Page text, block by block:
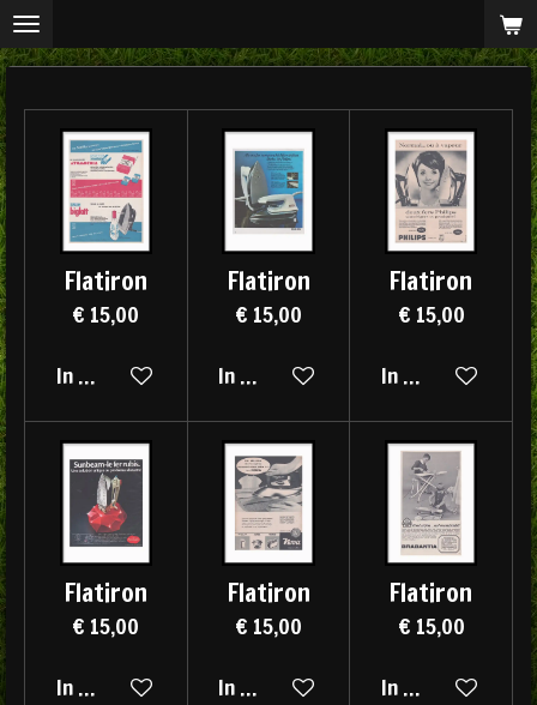
Ga
direct
hoofdinhoud
Flatiron
€ 15,00
In winkelwagen
Flatiron
€ 15,00
In winkelwagen
Flatiron
€ 15,00
In winkelwagen
Flatiron
€ 15,00
In winkelwagen
Flatiron
€ 15,00
In winkelwagen
Flatiron
€ 15,00
In winkelwagen